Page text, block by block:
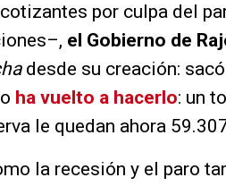
por culpa del
el Gobierno de
desde su creación: sacó
ha vuelto a hacerlo: un
le quedan ahora
la recesión y el paro